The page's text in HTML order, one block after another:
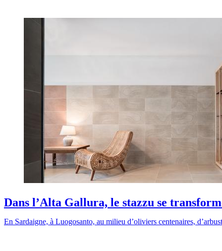
Dans l’Alta Gallura, le stazzu se
En Sardaigne, à Luogosanto, au milieu d’oliviers centenaires,